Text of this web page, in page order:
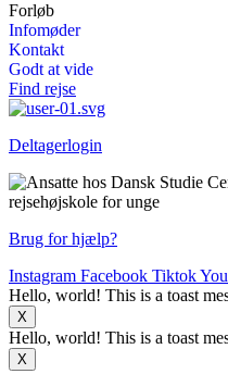
Forløb
Infomøder
Kontakt
Godt at vide
Find rejse
Deltagerlogin
Brug for hjælp?
Instagram Facebook Tiktok
Hello, world! This is a toast
X
Hello, world! This is a toast
X